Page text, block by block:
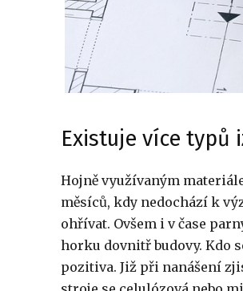
Existuje více
Hojně využívaným
měsíců, kdy nedochází k
ohřívat. Ovšem i v čase
horku dovnitř budovy. Kdo
pozitiva. Již při nanášení